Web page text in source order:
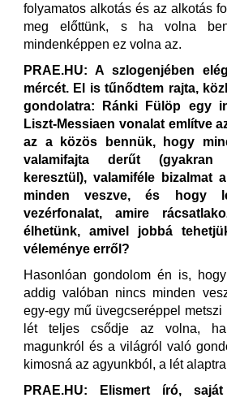
folyamatos alkotás és az alkotás
meg előttünk, s ha volna
mindenképpen ez volna az.
PRAE.HU: A szlogenjében
mércét. El is tűnődtem rajta,
gondolatra: Ránki Fülöp egy
Liszt-Messiaen vonalat említve
az a közös bennük, hogy
valamifajta derűt (gyakran
keresztül), valamiféle bizalmat
minden veszve, és hogy
vezérfonalat, amire
élhetünk, amivel jobbá
véleménye erről?
Hasonlóan gondolom én is,
addig valóban nincs minden
egy-egy mű üvegcseréppel
lét teljes csődje az volna, ha
magunkról és a világról való
kimosná az agyunkból, a lét
PRAE.HU: Elismert író, saját